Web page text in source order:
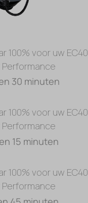
100% voor uw EC40
30 minuten
100% voor uw EC40
15 minuten
100% voor uw EC40